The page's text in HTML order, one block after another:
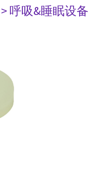
> 呼吸&睡眠设备